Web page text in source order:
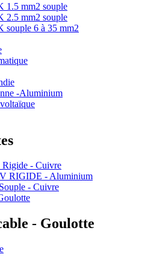
1.5 mm2 souple
2.5 mm2 souple
souple 6 à 35 mm2
-Aluminium
- Cuivre
RIGIDE - Aluminium
- Cuivre
- Goulotte